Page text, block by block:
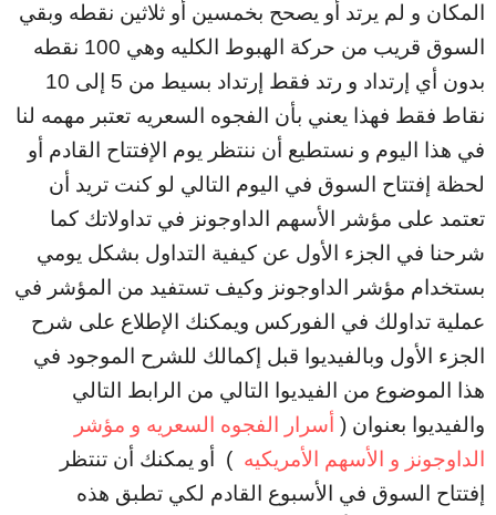
المكان و لم يرتد أو يصحح بخمسين أو ثلاثين نقطه وبقي
السوق قريب من حركة الهبوط الكليه وهي 100 نقطه
بدون أي إرتداد و رتد فقط إرتداد بسيط من 5 إلى 10
نقاط فقط فهذا يعني بأن الفجوه السعريه تعتبر مهمه لنا
في هذا اليوم و نستطيع أن ننتظر يوم الإفتتاح القادم أو
لحظة إفتتاح السوق في اليوم التالي لو كنت تريد أن
تعتمد على مؤشر الأسهم الداوجونز في تداولاتك كما
شرحنا في الجزء الأول عن كيفية التداول بشكل يومي
بستخدام مؤشر الداوجونز وكيف تستفيد من المؤشر في
عملية تداولك في الفوركس ويمكنك الإطلاع على شرح
الجزء الأول وبالفيديوا قبل إكمالك للشرح الموجود في
هذا الموضوع من الفيديوا التالي من الرابط التالي
والفيديوا بعنوان ( أسرار الفجوه السعريه و مؤشر
الداوجونز و الأسهم الأمريكيه ) أو يمكنك أن تنتظر
إفتتاح السوق في الأسبوع القادم لكي تطبق هذه